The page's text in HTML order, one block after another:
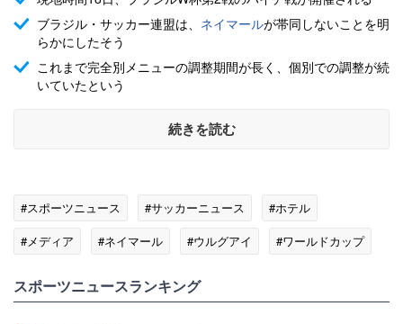
ブラジル・サッカー連盟は、 ネイマールが帯同しないことを明
らかにしたそう
これまで完全別メニューの調整期間が長く、個別での調整が続
いていたという
続きを読む
#スポーツニュース #サッカーニュース
#ホテル
#メディア
#ネイマール #ウルグアイ
#ワールドカップ
スポーツニュースランキング